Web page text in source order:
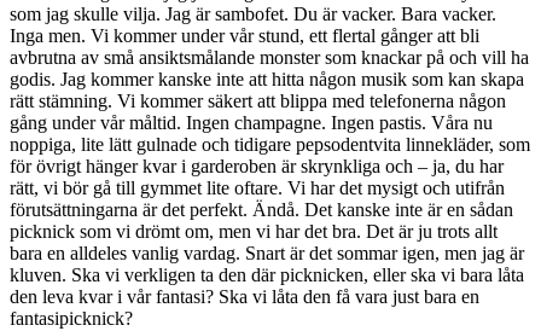
som jag skulle vilja. Jag är sambofet. Du är vacker. Bara vacker.
Inga men. Vi kommer under vår stund, ett flertal gånger att bli
avbrutna av små ansiktsmålande monster som knackar på och vill ha
godis. Jag kommer kanske inte att hitta någon musik som kan skapa
rätt stämning. Vi kommer säkert att blippa med telefonerna någon
gång under vår måltid. Ingen champagne. Ingen pastis. Våra nu
noppiga, lite lätt gulnade och tidigare pepsodentvita linnekläder, som
för övrigt hänger kvar i garderoben är skrynkliga och – ja, du har
rätt, vi bör gå till gymmet lite oftare. Vi har det mysigt och utifrån
förutsättningarna är det perfekt. Ändå. Det kanske inte är en sådan
picknick som vi drömt om, men vi har det bra. Det är ju trots allt
bara en alldeles vanlig vardag. Snart är det sommar igen, men jag är
kluven. Ska vi verkligen ta den där picknicken, eller ska vi bara låta
den leva kvar i vår fantasi? Ska vi låta den få vara just bara en
fantasipicknick?